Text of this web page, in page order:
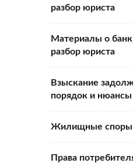
разбор юриста
Материалы о
разбор юриста
Взыскание
порядок и нюансы
Жилищные споры:
Права